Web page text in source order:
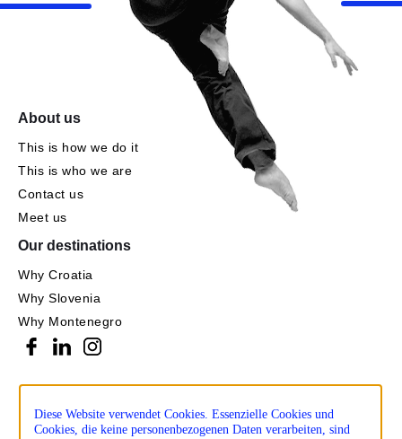
About us
This is how we do it
This is who we are
Contact us
Meet us
Our destinations
Why Croatia
Why Slovenia
Why Montenegro
Diese Website verwendet Cookies. Essenzielle Cookies und
Cookies, die keine personenbezogenen Daten verarbeiten, sind